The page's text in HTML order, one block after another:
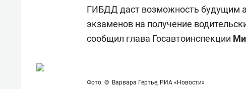
ГИБДД даст возможность будущим
экзаменов на получение
сообщил глава Госавтоинспекции
Фото: © Варвара Гертье, РИА «Новости»